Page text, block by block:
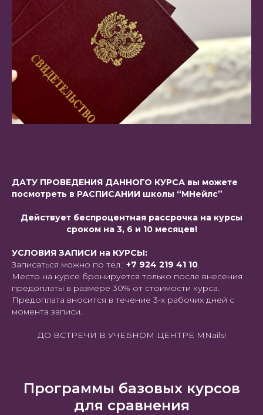
ДАТУ ПРОВЕДЕНИЯ ДАННОГО КУРСА вы можете
посмотреть в РАСПИСАНИИ школы “МНейлс”
Действует беспроцентная рассрочка на курсы
сроком на 3, 6 и 10 месяцев!
УСЛОВИЯ ЗАПИСИ на КУРСЫ:
Записаться можно по тел.: +7 924 219 41 10.
Место на курсе бронируется только после внесения
предоплаты в размере 30% от стоимости курса.
Предоплата вносится в течение 3-х рабочих дней с
момента записи.
ДО ВСТРЕЧИ В УЧЕБНОМ ЦЕНТРЕ MNails!
Программы базовых курсов
для сравнения